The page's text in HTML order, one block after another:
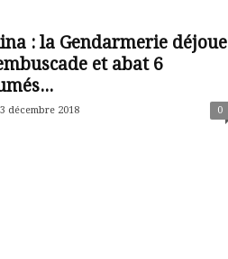
: la Gendarmerie déjoue
et abat 6
3 décembre 2018 0